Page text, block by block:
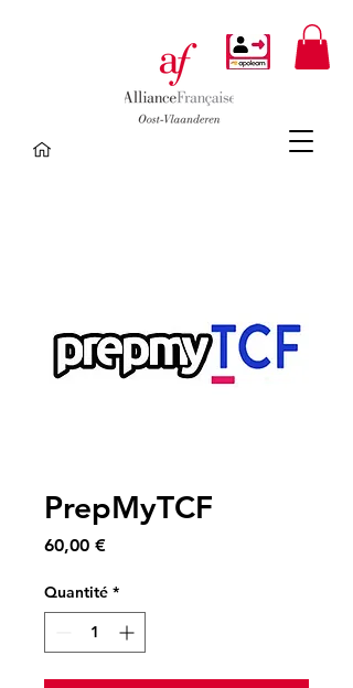
PrepMyTCF
60,00 €Prix
Quantité *